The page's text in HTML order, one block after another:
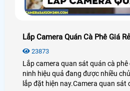
Lắp Camera Quán Cà Phê Giá Rẻ
23873
Lắp camera quan sát quán cà
ninh hiệu quả đang được nhiều
lắp đặt hiện nay.Camera quan sát